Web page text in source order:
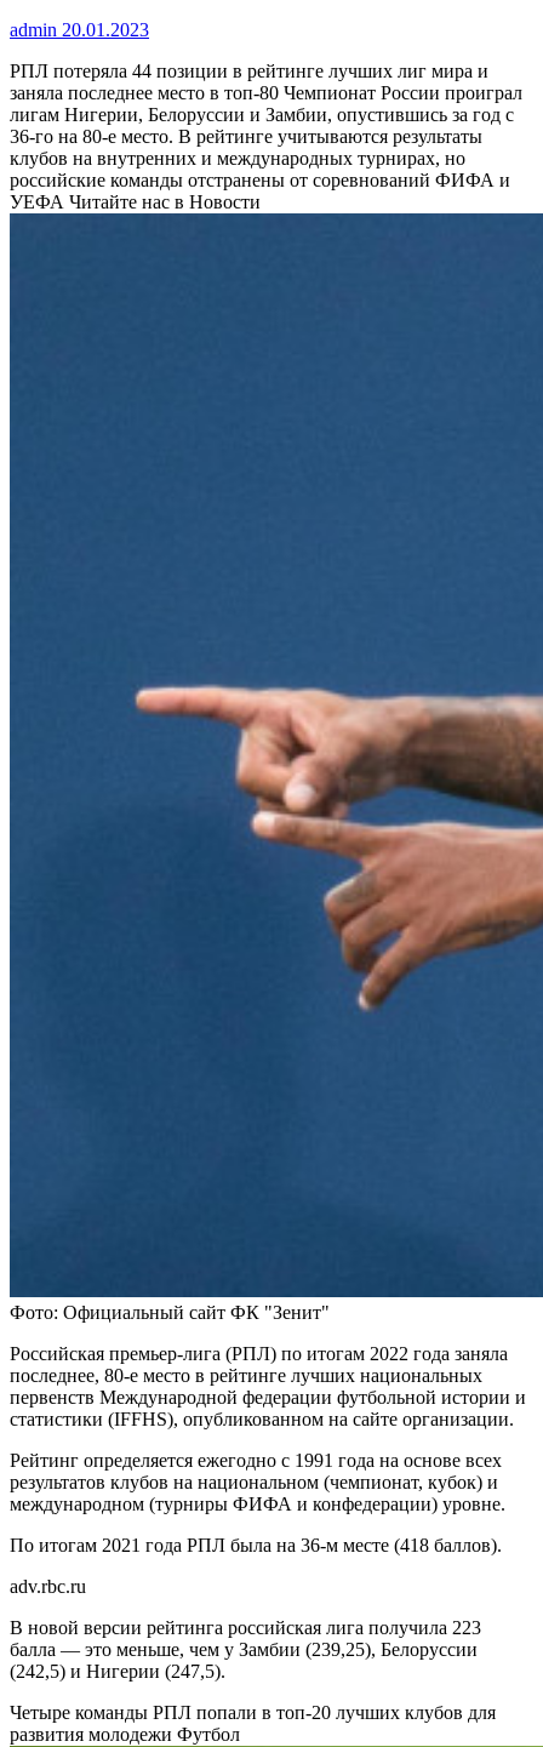
admin 20.01.2023
РПЛ потеряла 44 позиции в рейтинге лучших лиг мира и
заняла последнее место в топ-80 Чемпионат России проиграл
лигам Нигерии, Белоруссии и Замбии, опустившись за год с
36-го на 80-е место. В рейтинге учитываются результаты
клубов на внутренних и международных турнирах, но
российские команды отстранены от соревнований ФИФА и
УЕФА Читайте нас в Новости
Фото: Официальный сайт ФК "Зенит"
Российская премьер-лига (РПЛ) по итогам 2022 года заняла
последнее, 80-е место в рейтинге лучших национальных
первенств Международной федерации футбольной истории и
статистики (IFFHS), опубликованном на сайте организации.
Рейтинг определяется ежегодно с 1991 года на основе всех
результатов клубов на национальном (чемпионат, кубок) и
международном (турниры ФИФА и конфедерации) уровне.
По итогам 2021 года РПЛ была на 36-м месте (418 баллов).
adv.rbc.ru
В новой версии рейтинга российская лига получила 223
балла — это меньше, чем у Замбии (239,25), Белоруссии
(242,5) и Нигерии (247,5).
Четыре команды РПЛ попали в топ-20 лучших клубов для
развития молодежи Футбол